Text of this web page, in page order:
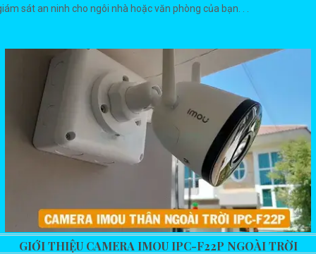
sát an ninh cho ngôi nhà hoặc văn phòng của bạn. . .
GIỚI THIỆU CAMERA IMOU IPC-F22P NGOÀI TRỜI